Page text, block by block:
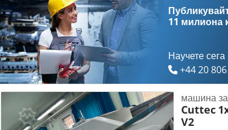
цена, моля, свържете се с нас.
11 милиона
Научете сега
+44 20
машина
Cuttec
V2